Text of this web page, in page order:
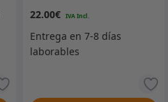
22.00€